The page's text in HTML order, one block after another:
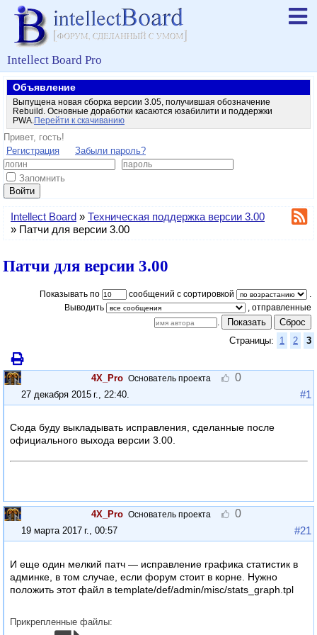
Intellect Board Pro
Объявление
Выпущена новая сборка версии 3.05, получившая обозначение
Rebuild. Основные доработки касаются юзабилити и поддержки
PWA. Перейти к скачиванию
Привет, гость!
Регистрация
Забыли пароль?
Запомнить
Войти
Intellect Board » Техническая поддержка версии 3.00
» Патчи для версии 3.00
Патчи для версии 3.00
Показывать по сообщений с сортировкой
Выводить
Показать
Сброс
Страницы:
1 2 3
4X_Pro Основатель проекта 0
27 декабря 2015 г., 22:40 #1
Сюда буду выкладывать исправления, сделанные после
официального выхода версии 3.00.
4X_Pro Основатель проекта 0
19 марта 2017 г., 00:57 #21
И еще один мелкий патч — исправление графика статистик в
админке, в том случае, если форум стоит в корне. Нужно
положить этот файл в template/def/admin/misc/stats_graph.tpl
Прикрепленные файлы: